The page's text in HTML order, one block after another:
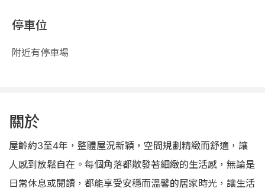
停車位
附近有停車場
關於
屋齡約3至4年，整體屋況新穎，空間規劃精緻而舒適，讓
人感到放鬆自在。每個角落都散發著細緻的生活感，無論是
日常休息或閱讀，都能享受安穩而溫馨的居家時光，讓生活